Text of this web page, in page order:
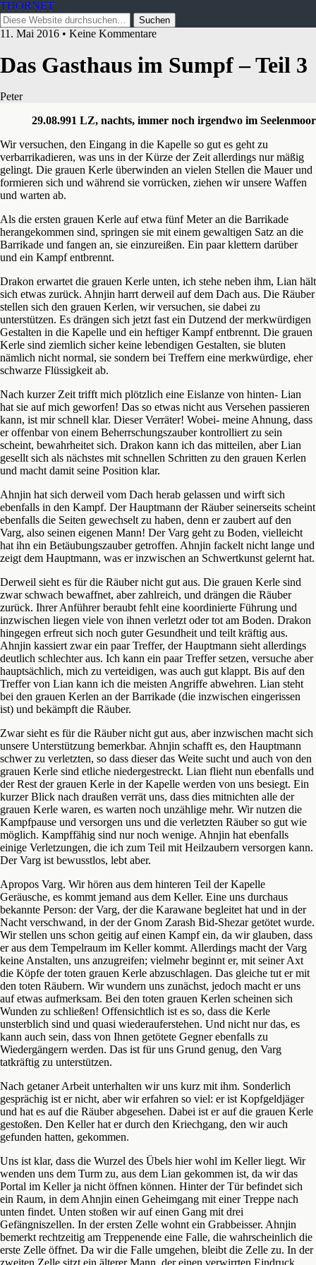
THORNET
11. Mai 2016 • Keine Kommentare
Das Gasthaus im Sumpf – Teil 3
Peter
29.08.991 LZ, nachts, immer noch irgendwo im Seelenmoor
Wir versuchen, den Eingang in die Kapelle so gut es geht zu
verbarrikadieren, was uns in der Kürze der Zeit allerdings nur mäßig
gelingt. Die grauen Kerle überwinden an vielen Stellen die Mauer und
formieren sich und während sie vorrücken, ziehen wir unsere Waffen
und warten ab.
Als die ersten grauen Kerle auf etwa fünf Meter an die Barrikade
herangekommen sind, springen sie mit einem gewaltigen Satz an die
Barrikade und fangen an, sie einzureißen. Ein paar klettern darüber
und ein Kampf entbrennt.
Drakon erwartet die grauen Kerle unten, ich stehe neben ihm, Lian hält
sich etwas zurück. Ahnjin harrt derweil auf dem Dach aus. Die Räuber
stellen sich den grauen Kerlen, wir versuchen, sie dabei zu
unterstützen. Es drängen sich jetzt fast ein Dutzend der merkwürdigen
Gestalten in die Kapelle und ein heftiger Kampf entbrennt. Die grauen
Kerle sind ziemlich sicher keine lebendigen Gestalten, sie bluten
nämlich nicht normal, sie sondern bei Treffern eine merkwürdige, eher
schwarze Flüssigkeit ab.
Nach kurzer Zeit trifft mich plötzlich eine Eislanze von hinten- Lian
hat sie auf mich geworfen! Das so etwas nicht aus Versehen passieren
kann, ist mir schnell klar. Dieser Verräter! Wobei- meine Ahnung, dass
er offenbar von einem Beherrschungszauber kontrolliert zu sein
scheint, bewahrheitet sich. Drakon kann ich das mitteilen, aber Lian
gesellt sich als nächstes mit schnellen Schritten zu den grauen Kerlen
und macht damit seine Position klar.
Ahnjin hat sich derweil vom Dach herab gelassen und wirft sich
ebenfalls in den Kampf. Der Hauptmann der Räuber seinerseits scheint
ebenfalls die Seiten gewechselt zu haben, denn er zaubert auf den
Varg, also seinen eigenen Mann! Der Varg geht zu Boden, vielleicht
hat ihn ein Betäubungszauber getroffen. Ahnjin fackelt nicht lange und
zeigt dem Hauptmann, was er inzwischen an Schwertkunst gelernt hat.
Derweil sieht es für die Räuber nicht gut aus. Die grauen Kerle sind
zwar schwach bewaffnet, aber zahlreich, und drängen die Räuber
zurück. Ihrer Anführer beraubt fehlt eine koordinierte Führung und
inzwischen liegen viele von ihnen verletzt oder tot am Boden. Drakon
hingegen erfreut sich noch guter Gesundheit und teilt kräftig aus.
Ahnjin kassiert zwar ein paar Treffer, der Hauptmann sieht allerdings
deutlich schlechter aus. Ich kann ein paar Treffer setzen, versuche aber
hauptsächlich, mich zu verteidigen, was auch gut klappt. Bis auf den
Treffer von Lian kann ich die meisten Angriffe abwehren. Lian steht
bei den grauen Kerlen an der Barrikade (die inzwischen eingerissen
ist) und bekämpft die Räuber.
Zwar sieht es für die Räuber nicht gut aus, aber inzwischen macht sich
unsere Unterstützung bemerkbar. Ahnjin schafft es, den Hauptmann
schwer zu verletzten, so dass dieser das Weite sucht und auch von den
grauen Kerle sind etliche niedergestreckt. Lian flieht nun ebenfalls und
der Rest der grauen Kerle in der Kapelle werden von uns besiegt. Ein
kurzer Blick nach draußen verrät uns, dass dies mitnichten alle der
grauen Kerle waren, es warten noch unzählige mehr. Wir nutzen die
Kampfpause und versorgen uns und die verletzten Räuber so gut wie
möglich. Kampffähig sind nur noch wenige. Ahnjin hat ebenfalls
einige Verletzungen, die ich zum Teil mit Heilzaubern versorgen kann.
Der Varg ist bewusstlos, lebt aber.
Apropos Varg. Wir hören aus dem hinteren Teil der Kapelle
Geräusche, es kommt jemand aus dem Keller. Eine uns durchaus
bekannte Person: der Varg, der die Karawane begleitet hat und in der
Nacht verschwand, in der der Gnom Zarash Bid-Shezar getötet wurde.
Wir stellen uns schon geitig auf einen Kampf ein, da wir glauben, dass
er aus dem Tempelraum im Keller kommt. Allerdings macht der Varg
keine Anstalten, uns anzugreifen; vielmehr beginnt er, mit seiner Axt
die Köpfe der toten grauen Kerle abzuschlagen. Das gleiche tut er mit
den toten Räubern. Wir wundern uns zunächst, jedoch macht er uns
auf etwas aufmerksam. Bei den toten grauen Kerlen scheinen sich
Wunden zu schließen! Offensichtlich ist es so, dass die Kerle
unsterblich sind und quasi wiederauferstehen. Und nicht nur das, es
kann auch sein, dass von Ihnen getötete Gegner ebenfalls zu
Wiedergängern werden. Das ist für uns Grund genug, den Varg
tatkräftig zu unterstützen.
Nach getaner Arbeit unterhalten wir uns kurz mit ihm. Sonderlich
gesprächig ist er nicht, aber wir erfahren so viel: er ist Kopfgeldjäger
und hat es auf die Räuber abgesehen. Dabei ist er auf die grauen Kerle
gestoßen. Den Keller hat er durch den Kriechgang, den wir auch
gefunden hatten, gekommen.
Uns ist klar, dass die Wurzel des Übels hier wohl im Keller liegt. Wir
wenden uns dem Turm zu, aus dem Lian gekommen ist, da wir das
Portal im Keller ja nicht öffnen können. Hinter der Tür befindet sich
ein Raum, in dem Ahnjin einen Geheimgang mit einer Treppe nach
unten findet. Unten stoßen wir auf einen Gang mit drei
Gefängniszellen. In der ersten Zelle wohnt ein Grabbeisser. Ahnjin
bemerkt rechtzeitig am Treppenende eine Falle, die wahrscheinlich die
erste Zelle öffnet. Da wir die Falle umgehen, bleibt die Zelle zu. In der
zweiten Zelle sitzt ein älterer Mann, der einen verwirrten Eindruck